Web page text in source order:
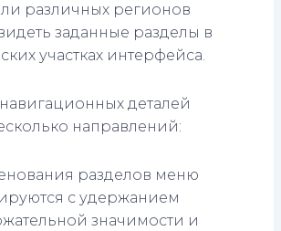
различных регионов
заданные разделы в
участках интерфейса.
деталей
направлений:
разделов меню
с удержанием
значимости и